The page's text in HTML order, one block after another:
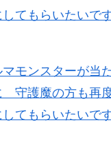
してもらいたいで
モンスターが当
守護魔の方も再
してもらいたいで